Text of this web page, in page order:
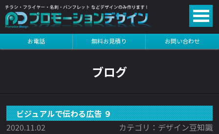
お電話 無料お見積り お問い合わせ
ブログ
ビジュアルで伝わる広告 ９
2020.11.02
カテゴリ：デザイン豆知識